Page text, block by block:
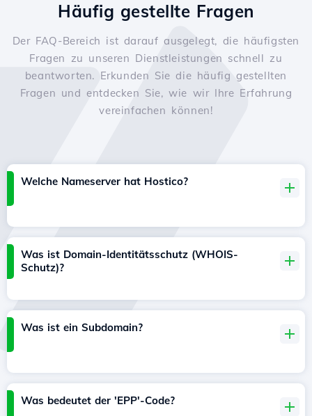
Häufig gestellte Fragen
Der FAQ-Bereich ist darauf ausgelegt, die häufigsten
Fragen zu unseren Dienstleistungen schnell zu
beantworten. Erkunden Sie die häufig gestellten
Fragen und entdecken Sie, wie wir Ihre Erfahrung
vereinfachen können!
Welche Nameserver hat Hostico?
Was ist Domain-Identitätsschutz (WHOIS-
Schutz)?
Was ist ein Subdomain?
Was bedeutet der 'EPP'-Code?